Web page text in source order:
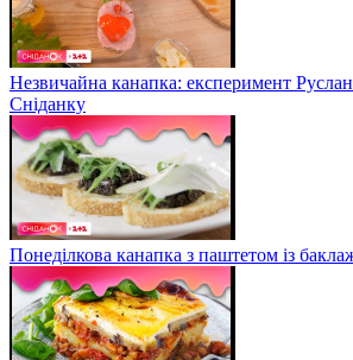
Незвичайна канапка: експеримент
Сніданку
Понеділкова канапка з паштетом із